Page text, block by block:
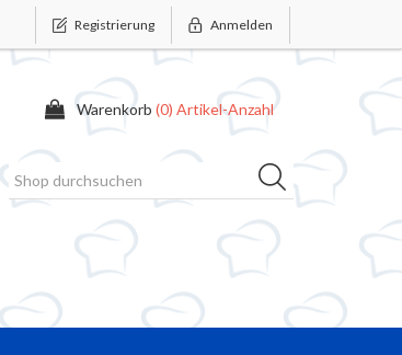
Registrierung Anmelden
Warenkorb (0) Artikel-Anzahl